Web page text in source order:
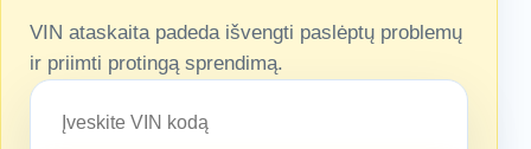
VIN ataskaita padeda išvengti paslėptų problemų
ir priimti protingą sprendimą.